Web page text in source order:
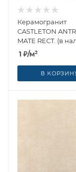
Керамогранит
CASTLETON
MATE RECT. (в
120x120 от
(Испания)
1 ₽/м²
В